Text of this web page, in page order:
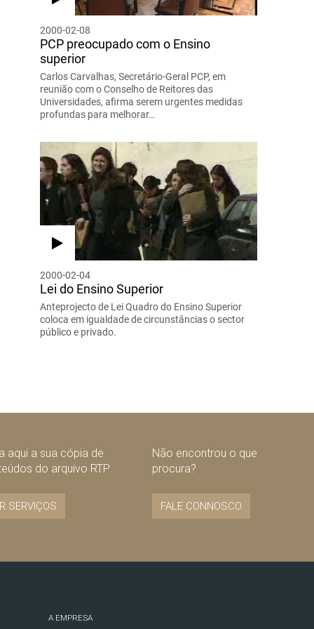
2000-02-08
PCP preocupado com o Ensino
superior
Carlos Carvalhas, Secretário-Geral PCP, em
reunião com o Conselho de Reitores das
Universidades, afirma serem urgentes medidas
profundas para melhorar…
2000-02-04
Lei do Ensino Superior
Anteprojecto de Lei Quadro do Ensino Superior
coloca em igualdade de circunstâncias o sector
público e privado.
aqui a sua cópia de
do arquivo RTP
SERVIÇOS
Não encontrou o que
procura?
FALE CONNOSCO
A EMPRESA